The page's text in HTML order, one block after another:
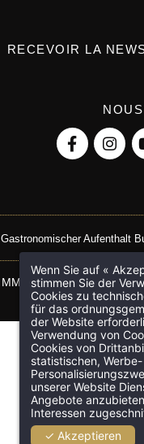
RECEVOIR LA
Gastronomischer Aufenthalt
MMCréation.com
Wenn Sie auf «
stimmen Sie der
Cookies zu
für das
der Website
Verwendung von
Cookies von
statistischen,
unserer Website
Angebote
Interessen
✓ Akzeptieren